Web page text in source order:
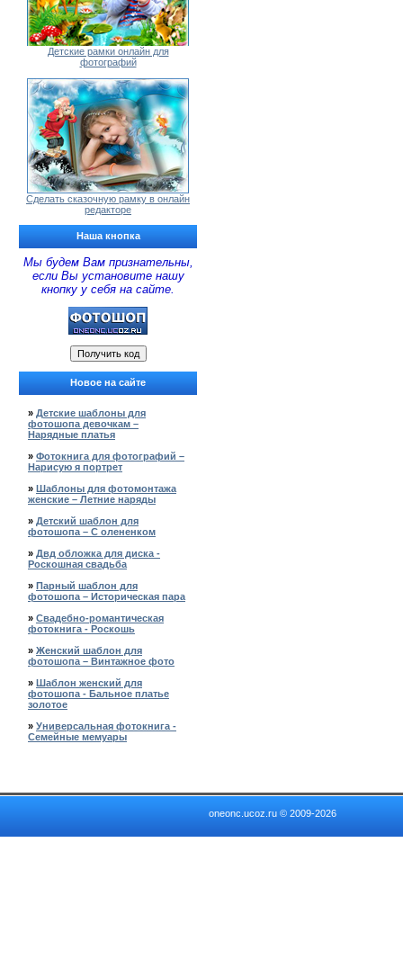
Детские рамки онлайн для
фотографий
Сделать сказочную рамку в онлайн
редакторе
Наша кнопка
Мы будем Вам признательны,
если Вы установите нашу
кнопку у себя на сайте.
Новое на сайте
» Детские шаблоны для
фотошопа девочкам –
Нарядные платья
» Фотокнига для фотографий –
Нарисую я портрет
» Шаблоны для фотомонтажа
женские – Летние наряды
» Детский шаблон для
фотошопа – С олененком
» Двд обложка для диска -
Роскошная свадьба
» Парный шаблон для
фотошопа – Историческая пара
» Свадебно-романтическая
фотокнига - Роскошь
» Женский шаблон для
фотошопа – Винтажное фото
» Шаблон женский для
фотошопа - Бальное платье
золотое
» Универсальная фотокнига -
Семейные мемуары
oneonc.ucoz.ru © 2009-2026